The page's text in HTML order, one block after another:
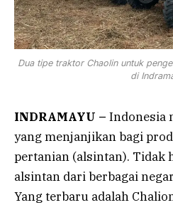
Dua tipe traktor Chaolin untuk
di
INDRAMAYU – Indonesia
yang menjanjikan bagi
pertanian (alsintan). Tidak
alsintan dari berbagai
Yang terbaru adalah